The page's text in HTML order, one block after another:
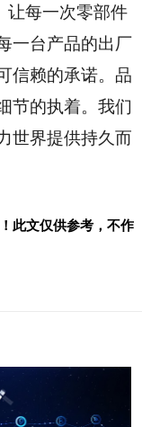
让每一次零部件
一台产品的出厂
信赖的承诺。品
节的执着。我们
世界提供持久而
此文仅供参考，不作